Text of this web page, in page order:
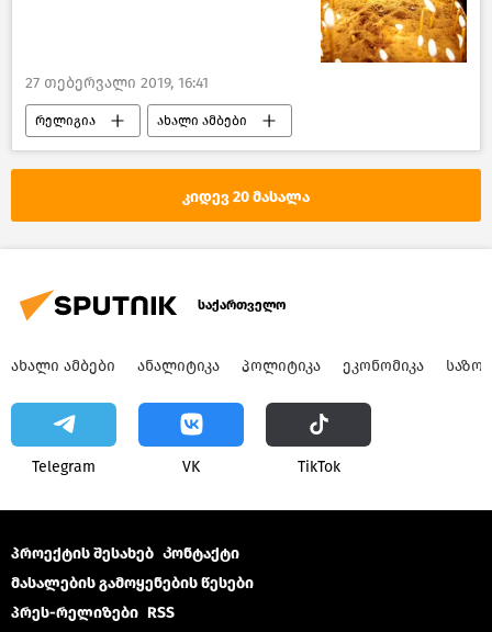
27 თებერვალი 2019, 16:41
რელიგია ახალი ამბები
კიდევ 20 მასალა
საქართველო
ᲐᲮᲐᲚᲘ ᲐᲛᲑᲔᲑᲘ ᲐᲜᲐᲚᲘᲢᲘᲙᲐ ᲞᲝᲚᲘᲢᲘᲙᲐ ᲔᲙᲝᲜᲝᲛᲘᲙᲐ
Telegram VK ТikТоk
პროექტის შესახებ Კონტაქტი
მასალების გამოყენების წესები
პრეს-რელიზები RSS